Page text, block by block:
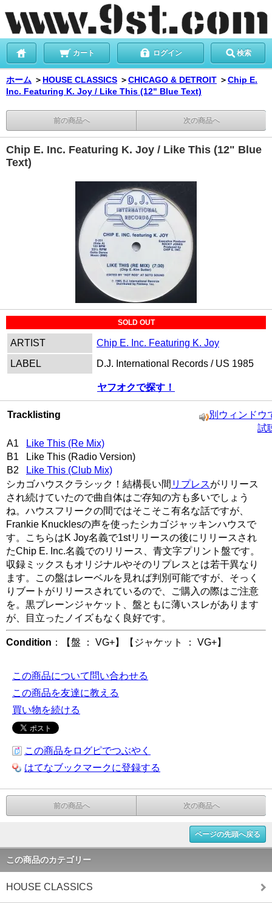
カート ログイン 検索
ホーム ＞ HOUSE CLASSICS ＞CHICAGO & DETROIT ＞Chip E.
Inc. Featuring K. Joy / Like This (12" Blue Text)
前の商品へ 次の商品へ
Chip E. Inc. Featuring K. Joy / Like This (12" Blue
Text)
SOLD OUT
ARTIST
Chip E. Inc. Featuring K. Joy
LABEL
D.J. International Records / US 1985
ヤフオクで探す！
Tracklisting
別ウィンドウ
試
A1
Like This (Re Mix)
B1 Like This (Radio Version)
B2
Like This (Club Mix)
シカゴハウスクラシック！結構長い間 リプレスがリリース
され続けていたので曲自体はご存知の方も多いでしょう
ね。ハウスフリークの間ではそこそこ有名な話ですが、
Frankie Knucklesの声を使ったシカゴジャッキンハウスで
す。こちらはK Joy名義で1stリリースの後にリリースされ
たChip E. Inc.名義でのリリース、青文字プリント盤です。
収録ミックスもオリジナルやそのリプレスとは若干異なり
ます。この盤はレーベルを見れば判別可能ですが、そっく
りブートがリリースされているので、ご購入の際はご注意
を。黒プレーンジャケット、盤ともに薄いスレがあります
が、目立ったノイズもなく良好です。
Condition ：【盤 ： VG+】【ジャケット ： VG+】
この商品について問い合わせる
この商品を友達に教える
買い物を続ける
この商品をログピでつぶやく
はてなブックマークに登録する
前の商品へ 次の商品へ
ページの先頭へ戻る
この商品のカテゴリー
HOUSE CLASSICS